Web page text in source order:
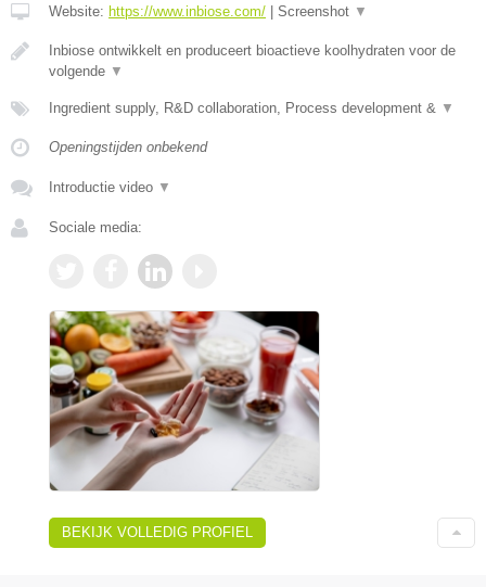
Website: https://www.inbiose.com/ Screenshot ▼
Inbiose ontwikkelt en produceert bioactieve koolhydraten voor de
volgende ▼
Ingredient supply, R&D collaboration, Process development & ▼
Openingstijden onbekend
Introductie video ▼
Sociale media:
BEKIJK VOLLEDIG PROFIEL